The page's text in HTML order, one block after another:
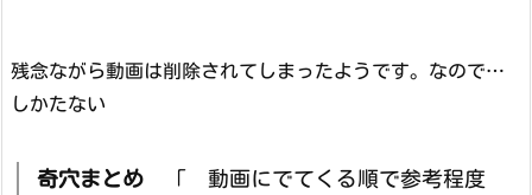
残念ながら動画は削除されてしまったようです。なので…
しかたない
奇穴まとめ 「 動画にでてくる順で参考程度